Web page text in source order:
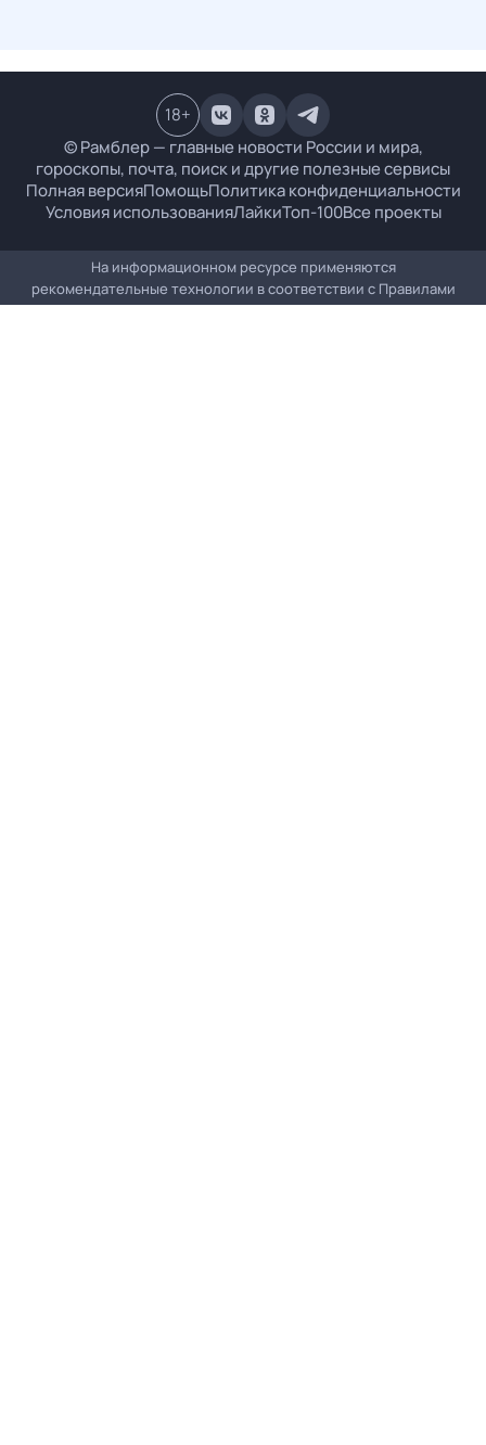
© Рамблер — главные новости России и мира,
гороскопы, почта, поиск и другие полезные сервисы
Полная версияПомощьПолитика конфиденциальности
Условия использованияЛайкиТоп-100Все проекты
18+
На информационном ресурсе применяются
рекомендательные технологии в соответствии с Правилами